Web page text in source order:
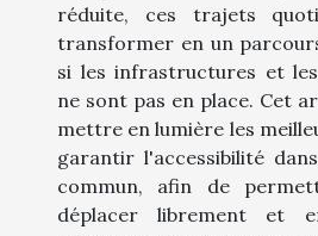
réduite, ces trajets
transformer en un
si les infrastructures et
ne sont pas en place. Cet
mettre en lumière les
garantir l'accessibilité
commun, afin de
déplacer librement et